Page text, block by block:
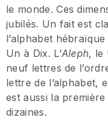
le monde. Ces
jubilés. Un fait est
l’alphabet
Un à Dix. L’Aleph, le
neuf lettres de
lettre de l’alphabet,
est aussi la
dizaines.